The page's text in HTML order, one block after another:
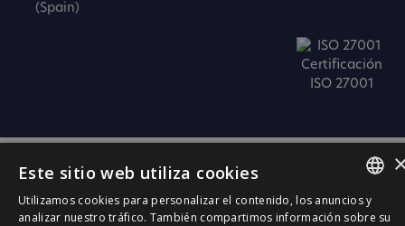
(Spain)
Certificación
ISO 27001
SPANISH
Este sitio web utiliza cookies
Utilizamos cookies para personalizar el contenido, los anuncios y
analizar nuestro tráfico. También compartimos información sobre su